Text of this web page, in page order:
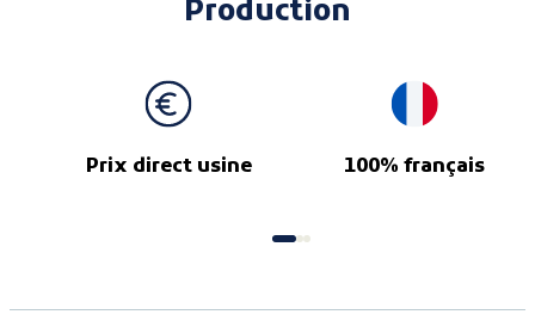
Production
Prix direct usine 100% français